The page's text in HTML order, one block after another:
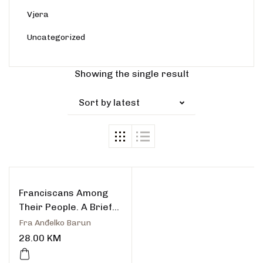
Showing the single result
Sort by latest
Franciscans Among
Their People. A Brief
History of the
Franciscan Province
of Bosna Srebrena
Fra Anđelko Barun
28.00 KM
Vjera
Uncategorized